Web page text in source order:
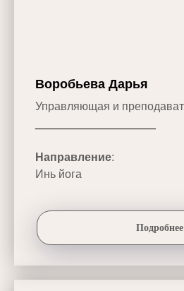
Воробьева Дарья
Управляющая и
Направление:
Инь йога
Подробнее